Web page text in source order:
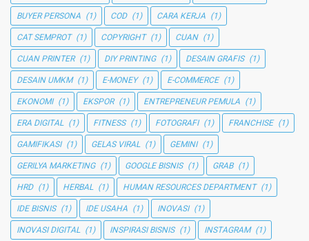
BUYER PERSONA (1) COD (1) CARA KERJA (1)
CAT SEMPROT (1) COPYRIGHT (1) CUAN (1)
CUAN PRINTER (1) DIY PRINTING (1) DESAIN GRAFIS (1)
DESAIN UMKM (1) E-MONEY (1) E-COMMERCE (1)
EKONOMI (1) EKSPOR (1) ENTREPRENEUR PEMULA (1)
ERA DIGITAL (1) FITNESS (1) FOTOGRAFI (1) FRANCHISE (1)
GAMIFIKASI (1) GELAS VIRAL (1) GEMINI (1)
GERILYA MARKETING (1) GOOGLE BISNIS (1) GRAB (1)
HRD (1) HERBAL (1) HUMAN RESOURCES DEPARTMENT (1)
IDE BISNIS (1) IDE USAHA (1) INOVASI (1)
INOVASI DIGITAL (1) INSPIRASI BISNIS (1) INSTAGRAM (1)